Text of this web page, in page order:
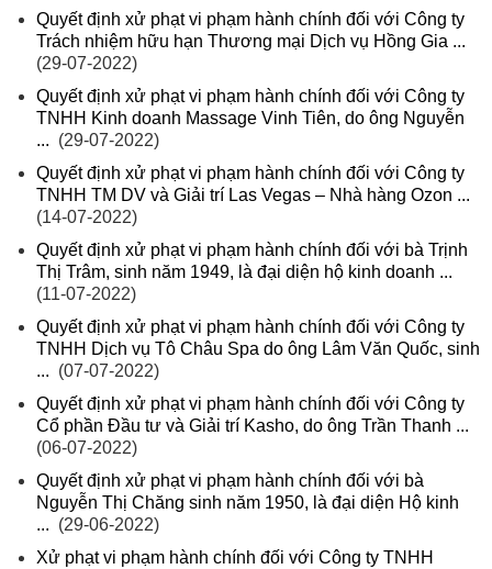
Quyết định xử phạt vi phạm hành chính đối với Công ty
Trách nhiệm hữu hạn Thương mại Dịch vụ Hồng Gia ...
(29-07-2022)
Quyết định xử phạt vi phạm hành chính đối với Công ty
TNHH Kinh doanh Massage Vinh Tiên, do ông Nguyễn
... (29-07-2022)
Quyết định xử phạt vi phạm hành chính đối với Công ty
TNHH TM DV và Giải trí Las Vegas – Nhà hàng Ozon ...
(14-07-2022)
Quyết định xử phạt vi phạm hành chính đối với bà Trịnh
Thị Trâm, sinh năm 1949, là đại diện hộ kinh doanh ...
(11-07-2022)
Quyết định xử phạt vi phạm hành chính đối với Công ty
TNHH Dịch vụ Tô Châu Spa do ông Lâm Văn Quốc, sinh
... (07-07-2022)
Quyết định xử phạt vi phạm hành chính đối với Công ty
Cổ phần Đầu tư và Giải trí Kasho, do ông Trần Thanh ...
(06-07-2022)
Quyết định xử phạt vi phạm hành chính đối với bà
Nguyễn Thị Chăng sinh năm 1950, là đại diện Hộ kinh
... (29-06-2022)
Xử phạt vi phạm hành chính đối với Công ty TNHH